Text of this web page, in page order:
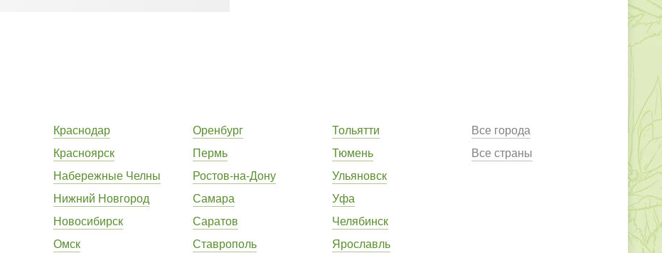
Краснодар
Красноярск
Набережные Челны
Нижний Новгород
Новосибирск
Омск
Оренбург
Пермь
Ростов-на-Дону
Самара
Саратов
Ставрополь
Тольятти
Тюмень
Ульяновск
Уфа
Челябинск
Ярославль
Все города
Все страны